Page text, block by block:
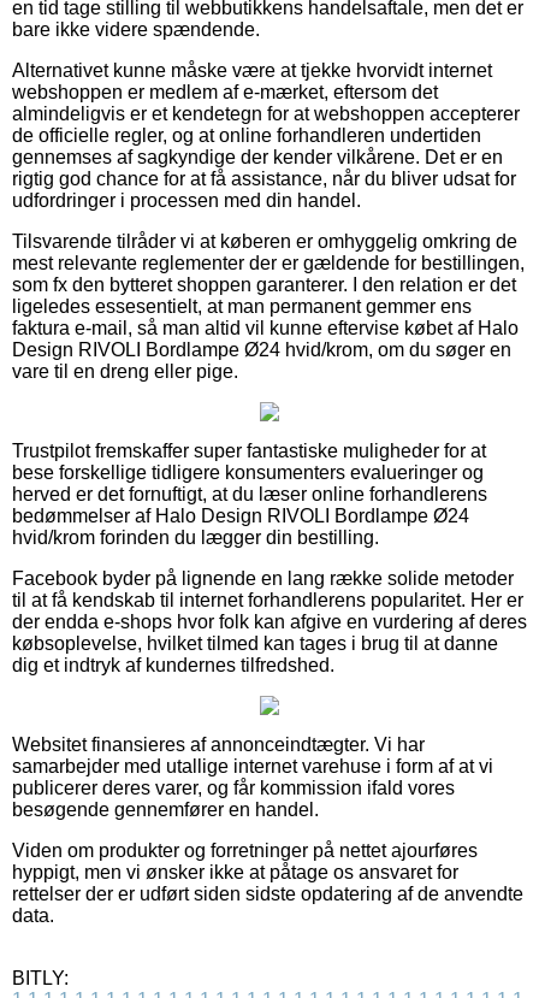
en tid tage stilling til webbutikkens handelsaftale, men det er
bare ikke videre spændende.
Alternativet kunne måske være at tjekke hvorvidt internet
webshoppen er medlem af e-mærket, eftersom det
almindeligvis er et kendetegn for at webshoppen accepterer
de officielle regler, og at online forhandleren undertiden
gennemses af sagkyndige der kender vilkårene. Det er en
rigtig god chance for at få assistance, når du bliver udsat for
udfordringer i processen med din handel.
Tilsvarende tilråder vi at køberen er omhyggelig omkring de
mest relevante reglementer der er gældende for bestillingen,
som fx den bytteret shoppen garanterer. I den relation er det
ligeledes essesentielt, at man permanent gemmer ens
faktura e-mail, så man altid vil kunne eftervise købet af Halo
Design RIVOLI Bordlampe Ø24 hvid/krom, om du søger en
vare til en dreng eller pige.
Trustpilot fremskaffer super fantastiske muligheder for at
bese forskellige tidligere konsumenters evalueringer og
herved er det fornuftigt, at du læser online forhandlerens
bedømmelser af Halo Design RIVOLI Bordlampe Ø24
hvid/krom forinden du lægger din bestilling.
Facebook byder på lignende en lang række solide metoder
til at få kendskab til internet forhandlerens popularitet. Her er
der endda e-shops hvor folk kan afgive en vurdering af deres
købsoplevelse, hvilket tilmed kan tages i brug til at danne
dig et indtryk af kundernes tilfredshed.
Websitet finansieres af annonceindtægter. Vi har
samarbejder med utallige internet varehuse i form af at vi
publicerer deres varer, og får kommission ifald vores
besøgende gennemfører en handel.
Viden om produkter og forretninger på nettet ajourføres
hyppigt, men vi ønsker ikke at påtage os ansvaret for
rettelser der er udført siden sidste opdatering af de anvendte
data.
BITLY: